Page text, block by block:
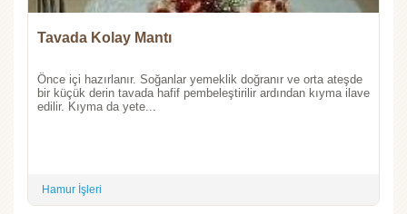
Tavada Kolay Mantı
Önce içi hazırlanır. Soğanlar yemeklik doğranır ve orta ateşde
bir küçük derin tavada hafif pembeleştirilir ardından kıyma ilave
edilir. Kıyma da yete...
Hamur İşleri